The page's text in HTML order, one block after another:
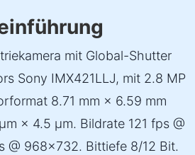
mit Global-Shutter
Sony IMX421LLJ, mit 2.8 MP
8.71 mm × 6.59 mm
× 4.5 µm. Bildrate 121 fps @
@ 968×732. Bittiefe 8/12 Bit.